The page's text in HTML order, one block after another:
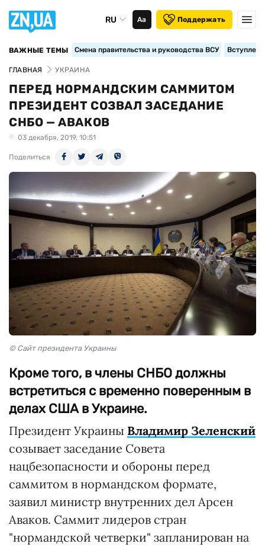
RU Аа Поддержать
ВАЖНЫЕ ТЕМЫ Смена правительства и руководства ВСУ
ГЛАВНАЯ УКРАИНА
ПЕРЕД НОРМАНДСКИМ САММИТОМ
ПРЕЗИДЕНТ СОЗВАЛ ЗАСЕДАНИЕ
СНБО — АВАКОВ
03 декабря, 2019, 10:51
Поделиться
© Сайт президента Украины
Кроме того, в члены СНБО должны
встретиться с временно поверенным в
делах США в Украине.
Президент Украины Владимир Зеленский
созывает заседание Совета
нацбезопасности и обороны перед
саммитом в нормандском формате,
заявил министр внутренних дел Арсен
Аваков. Саммит лидеров стран
"нормандской четверки" запланирован на